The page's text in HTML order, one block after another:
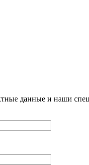
данные и наши